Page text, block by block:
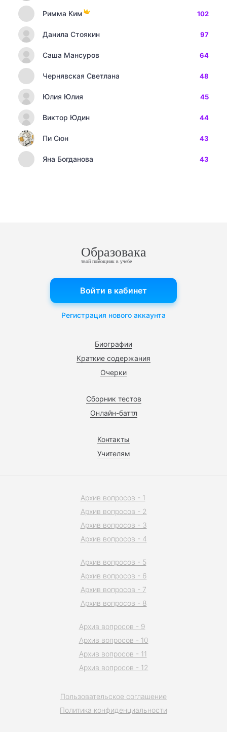
Римма Ким 102
Данила Стоякин 97
Саша Мансуров 64
Чернявская Светлана 48
Юлия Юлия 45
Виктор Юдин 44
Пи Сюн 43
Яна Богданова 43
Образовака
твой помощник в учебе
Биографии
Краткие содержания
Очерки
Сборник тестов
Онлайн-баттл
Контакты
Учителям
Войти в кабинет
Регистрация нового аккаунта
Пользовательское соглашение
Политика конфиденциальности
Архив вопросов - 1
Архив вопросов - 2
Архив вопросов - 3
Архив вопросов - 4
Архив вопросов - 5
Архив вопросов - 6
Архив вопросов - 7
Архив вопросов - 8
Архив вопросов - 9
Архив вопросов - 10
Архив вопросов - 11
Архив вопросов - 12